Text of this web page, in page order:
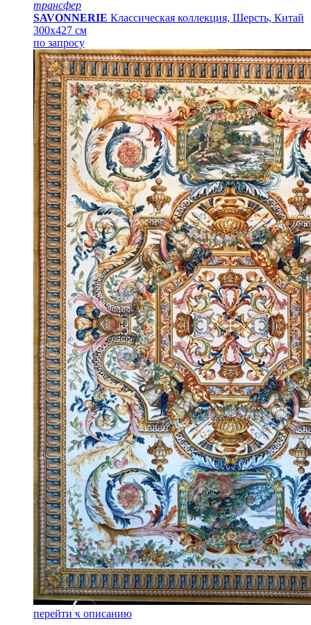
трансфер
SAVONNERIE Классическая коллекция, Шерсть, Китай
300x427 см
по запросу
перейти к описанию